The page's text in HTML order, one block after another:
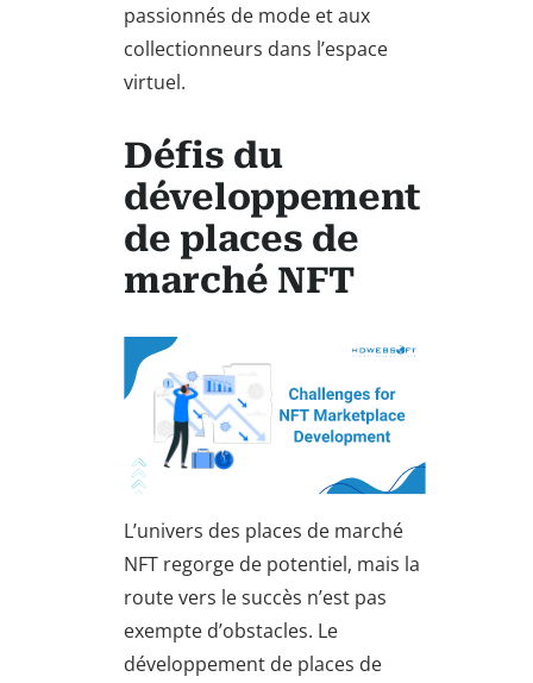
passionnés de mode et aux
collectionneurs dans l’espace
virtuel.
Défis du
développement
de places de
marché NFT
L’univers des places de marché
NFT regorge de potentiel, mais la
route vers le succès n’est pas
exempte d’obstacles. Le
développement de places de